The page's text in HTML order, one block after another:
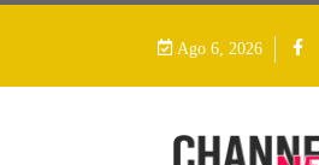
Ago 6, 2026